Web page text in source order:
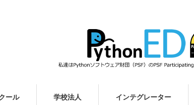
ール 学校法人 インテグレーター